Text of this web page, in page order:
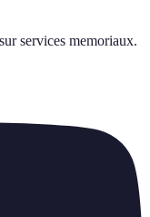
services memoriaux.